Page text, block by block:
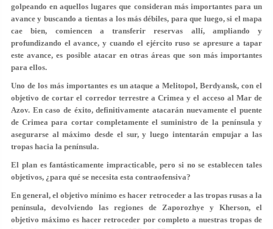
golpeando en aquellos lugares que consideran más importantes para un
avance y buscando a tientas a los más débiles, para que luego, si el mapa
cae bien, comiencen a transferir reservas allí, ampliando y
profundizando el avance, y cuando el ejército ruso se apresure a tapar
este avance, es posible atacar en otras áreas que son más importantes
para ellos.
Uno de los más importantes es un ataque a Melitopol, Berdyansk, con el
objetivo de cortar el corredor terrestre a Crimea y el acceso al Mar de
Azov. En caso de éxito, definitivamente atacarán nuevamente el puente
de Crimea para cortar completamente el suministro de la península y
asegurarse al máximo desde el sur, y luego intentarán empujar a las
tropas hacia la península.
El plan es fantásticamente impracticable, pero si no se establecen tales
objetivos, ¿para qué se necesita esta contraofensiva?
En general, el objetivo mínimo es hacer retroceder a las tropas rusas a la
península, devolviendo las regiones de Zaporozhye y Kherson, el
objetivo máximo es hacer retroceder por completo a nuestras tropas de